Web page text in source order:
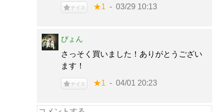
ナイス ★1 03/29 10:13
ぴょん
さっそく買いました！ありがとうござい
ます！
ナイス ★1 04/01 20:23